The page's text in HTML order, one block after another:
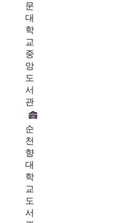
문
대
학
교
중
앙
도
서
관
순
천
향
대
학
교
도
서